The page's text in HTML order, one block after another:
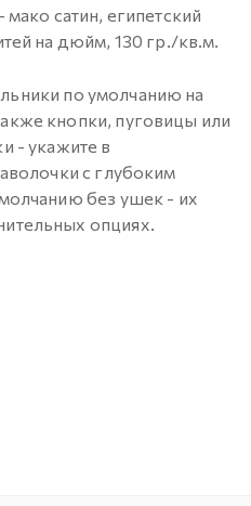
сатин, египетский
на дюйм, 130 гр./кв.м.
по умолчанию на
кнопки, пуговицы или
- укажите в
с глубоким
без ушек - их
опциях.